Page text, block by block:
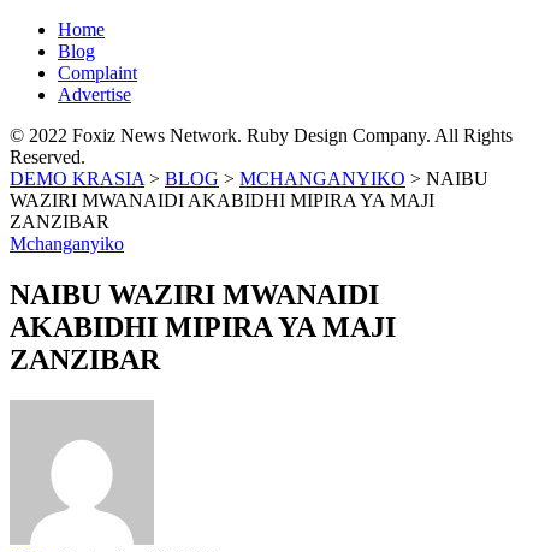
Home
Blog
Complaint
Advertise
© 2022 Foxiz News Network. Ruby Design Company. All Rights
Reserved.
DEMO KRASIA > BLOG > MCHANGANYIKO > NAIBU
WAZIRI MWANAIDI AKABIDHI MIPIRA YA MAJI
ZANZIBAR
Mchanganyiko
NAIBU WAZIRI MWANAIDI
AKABIDHI MIPIRA YA MAJI
ZANZIBAR